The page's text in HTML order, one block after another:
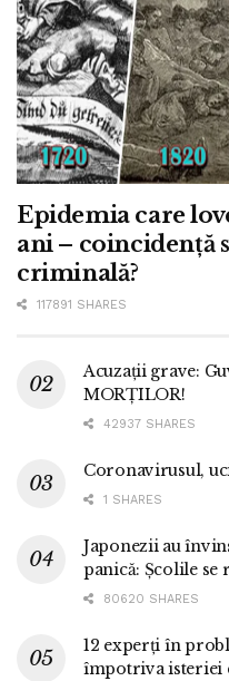
Epidemia care
ani – coincidență
criminală?
117891 SHARES
Acuzații grave:
MORȚILOR!
42937 SHARES
Coronavirusul,
1 SHARES
Japonezii au
panică: Școlile se
80620 SHARES
12 experți în
împotriva isteriei